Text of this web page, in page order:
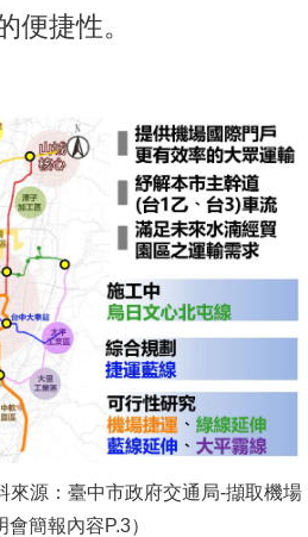
便捷性。
來源：臺中市政府交通局-擷取機場
會簡報內容P.3）